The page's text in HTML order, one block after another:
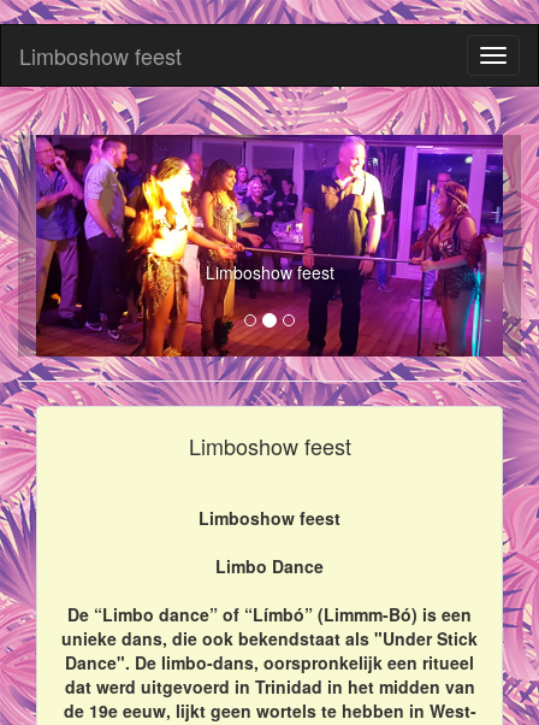
Limboshow feest
Limboshow feest
Limboshow feest
Limboshow feest
Limbo Dance
De “Limbo dance” of “Límbó” (Limmm-Bó) is een
unieke dans, die ook bekendstaat als "Under Stick
Dance". De limbo-dans, oorspronkelijk een ritueel
dat werd uitgevoerd in Trinidad in het midden van
de 19e eeuw, lijkt geen wortels te hebben in West-